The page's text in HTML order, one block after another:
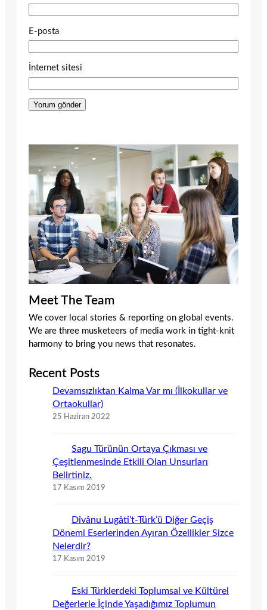
E-posta
İnternet sitesi
Meet The Team
We cover local stories & reporting on global events.
We are three musketeers of media work in tight-knit
harmony to bring you news that resonates.
Recent Posts
Devamsızlıktan Kalma Var mı (İlkokullar ve
Ortaokullar)
25 Haziran 2022
Sagu Türünün Ortaya Çıkması ve
Çeşitlenmesinde Etkili Olan Unsurları
Belirtiniz.
17 Kasım 2019
Dîvânu Lugâti’t-Türk’ü Diğer Geçiş
Dönemi Eserlerinden Ayıran Özellikler Sizce
Nelerdir?
17 Kasım 2019
Eski Türklerdeki Toplumsal ve Kültürel
Değerlerle İçinde Yaşadığımız Toplumun